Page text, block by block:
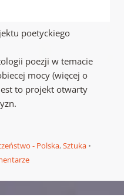
poetyckiego
poezji w temacie
mocy (więcej o
to projekt otwarty
- Polska,Sztuka